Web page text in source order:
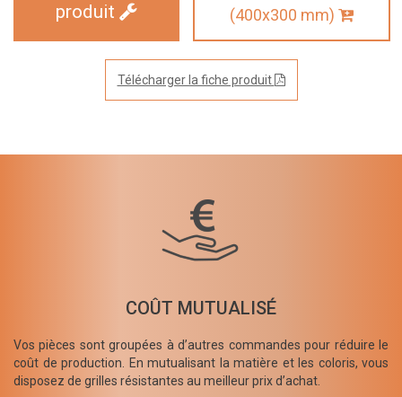
produit
(400x300 mm)
Télécharger la fiche produit
COÛT MUTUALISÉ
Vos pièces sont groupées à d’autres commandes pour réduire le
coût de production. En mutualisant la matière et les coloris, vous
disposez de grilles résistantes au meilleur prix d’achat.